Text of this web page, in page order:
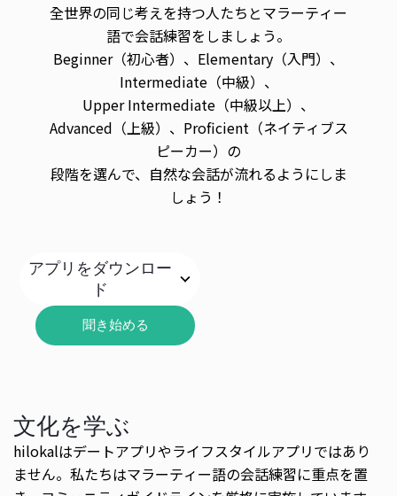
全世界の同じ考えを持つ人たちとマラーティー
語で会話練習をしましょう。
Beginner（初心者）、Elementary（入門）、
Intermediate（中級）、
Upper Intermediate（中級以上）、
Advanced（上級）、Proficient（ネイティブス
ピーカー）の
段階を選んで、自然な会話が流れるようにしま
しょう！
アプリをダウンロー
ド
聞き始める
文化を学ぶ
hilokalはデートアプリやライフスタイルアプリではあり
ません。私たちはマラーティー語の会話練習に重点を置